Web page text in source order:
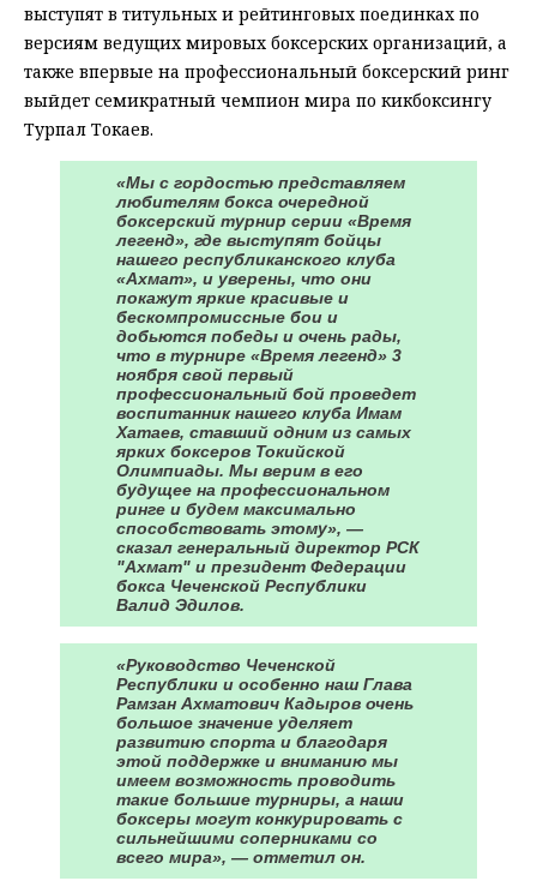
выступят в титульных и рейтинговых поединках по
версиям ведущих мировых боксерских организаций, а
также впервые на профессиональный боксерский ринг
выйдет семикратный чемпион мира по кикбоксингу
Турпал Токаев.
«Мы с гордостью представляем
любителям бокса очередной
боксерский турнир серии «Время
легенд», где выступят бойцы
нашего республиканского клуба
«Ахмат», и уверены, что они
покажут яркие красивые и
бескомпромиссные бои и
добьются победы и очень рады,
что в турнире «Время легенд» 3
ноября свой первый
профессиональный бой проведет
воспитанник нашего клуба Имам
Хатаев, ставший одним из самых
ярких боксеров Токийской
Олимпиады. Мы верим в его
будущее на профессиональном
ринге и будем максимально
способствовать этому», —
сказал генеральный директор РСК
"Ахмат" и президент Федерации
бокса Чеченской Республики
Валид Эдилов.
«Руководство Чеченской
Республики и особенно наш Глава
Рамзан Ахматович Кадыров очень
большое значение уделяет
развитию спорта и благодаря
этой поддержке и вниманию мы
имеем возможность проводить
такие большие турниры, а наши
боксеры могут конкурировать с
сильнейшими соперниками со
всего мира», — отметил он.